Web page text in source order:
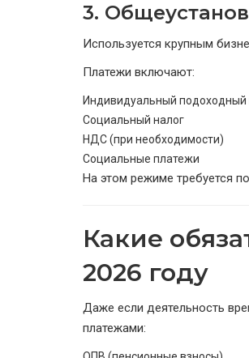
3.
Используется крупным
Платежи включают:
Индивидуальный подоходный
Социальный налог
НДС (при необходимости)
Социальные платежи
На этом режиме требуется
Какие
2026 году
Даже если деятельность
платежами: